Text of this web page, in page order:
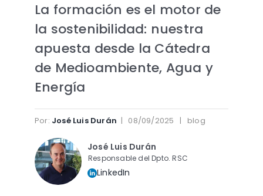
La formación es el motor de
la sostenibilidad: nuestra
apuesta desde la Cátedra
de Medioambiente, Agua y
Energía
Por: José Luis Durán | 08/09/2025 | blog
José Luis Durán
Responsable del Dpto. RSC
LinkedIn